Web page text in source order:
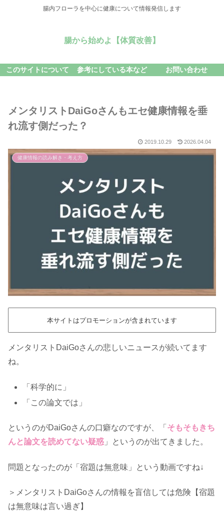
腸内フローラを中心に健康について情報発信します
腸から始めよ【体質改善】
このサイトについて 参考にしている本など お問い合わせ
メンタリストDaiGoさんもエセ健康情報を垂
れ流す側だった？
2019.10.29 2026.04.04
健康情報の読み解き・考え方
本サイトはプロモーションが含まれています
メンタリストDaiGoさんの悲しいニュースが続いてます
ね。
「科学的に」
「この論文では」
というのがDaiGoさんの口癖なのですが、「 そもそもきち
んと論文を読めてない疑惑 」というのが出てきました。
問題となったのが「宿題は無意味」という動画ですね↓
＞メンタリストDaiGoさんの情報を盲信しては危険【宿題
は無意味は言い過ぎ】